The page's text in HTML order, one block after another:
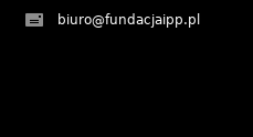
biuro@fundacjaipp.pl